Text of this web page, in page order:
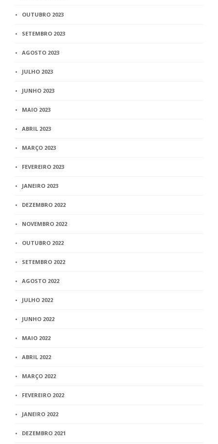
OUTUBRO 2023
SETEMBRO 2023
AGOSTO 2023
JULHO 2023
JUNHO 2023
MAIO 2023
ABRIL 2023
MARÇO 2023
FEVEREIRO 2023
JANEIRO 2023
DEZEMBRO 2022
NOVEMBRO 2022
OUTUBRO 2022
SETEMBRO 2022
AGOSTO 2022
JULHO 2022
JUNHO 2022
MAIO 2022
ABRIL 2022
MARÇO 2022
FEVEREIRO 2022
JANEIRO 2022
DEZEMBRO 2021